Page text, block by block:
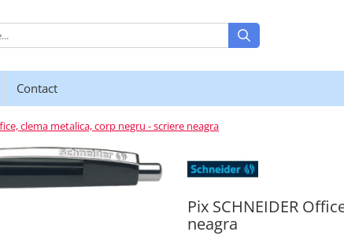
Contact
clema metalica, corp negru - scriere neagra
Pix SCHNEIDER
neagra